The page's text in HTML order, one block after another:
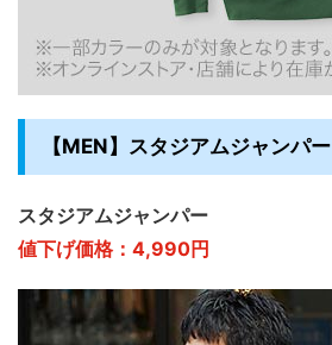
【MEN】スタジアムジャンパー
スタジアムジャンパー
値下げ価格：4,990円